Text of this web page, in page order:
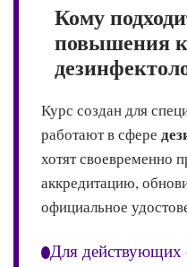
Кому
повышения
Курс создан для
работают в сфере
хотят своевременно
аккредитацию,
официальное
Для действующих